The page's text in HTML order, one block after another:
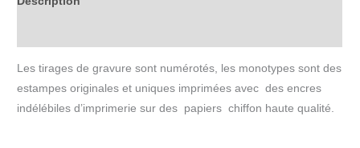
Les tirages de gravure sont numérotés, les monotypes sont des
estampes originales et uniques imprimées avec des encres
indélébiles d’imprimerie sur des papiers chiffon haute qualité.